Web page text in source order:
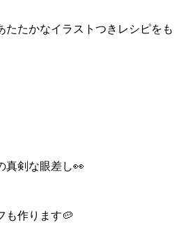
たたかなイラストつきレシピをも
真剣な眼差し👀
も作ります🥔